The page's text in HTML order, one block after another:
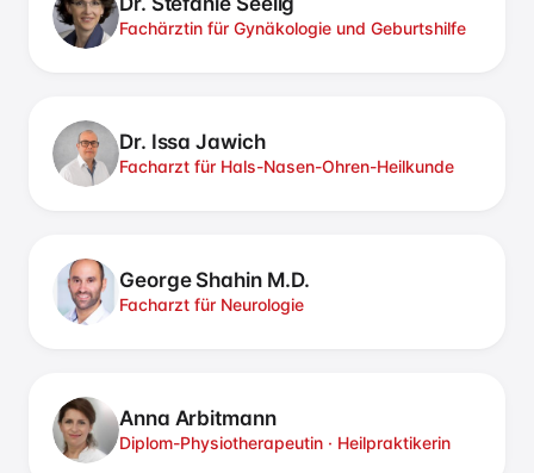
Fachärztin für Gynäkologie und Geburtshilfe
Dr. Issa Jawich
Facharzt für Hals-Nasen-Ohren-Heilkunde
George Shahin M.D.
Facharzt für Neurologie
Anna Arbitmann
Diplom-Physiotherapeutin · Heilpraktikerin